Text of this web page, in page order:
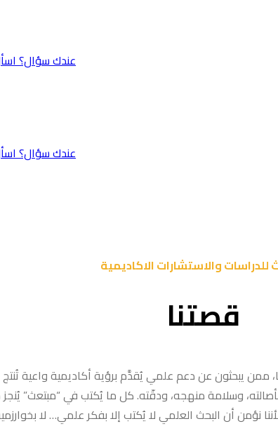
عندك سؤال؟
عندك سؤال؟
والاستشارات الاكاديمية
قصتنا
ممن يبحثون عن دعم علمي يُقدَّم برؤية أكاديمية واعية
بأصالته، وسلامة منهجه، ودقّته. كل ما يُكتب في “مبتعث”
نؤمن أن البحث العلمي لا يُكتب إلا بفكر علمي… لا